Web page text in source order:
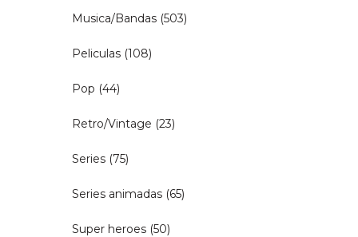
Musica/Bandas (503)
Peliculas (108)
Pop (44)
Retro/Vintage (23)
Series (75)
Series animadas (65)
Super heroes (50)